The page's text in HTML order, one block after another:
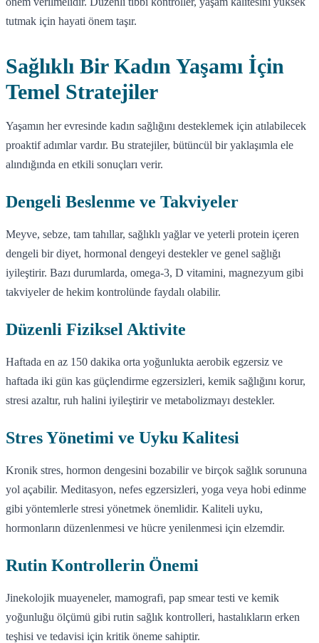
tutmak için hayati önem taşır.
Sağlıklı Bir Kadın Yaşamı İçin
Temel Stratejiler
Yaşamın her evresinde kadın sağlığını desteklemek için atılabilecek
proaktif adımlar vardır. Bu stratejiler, bütüncül bir yaklaşımla ele
alındığında en etkili sonuçları verir.
Dengeli Beslenme ve Takviyeler
Meyve, sebze, tam tahıllar, sağlıklı yağlar ve yeterli protein içeren
dengeli bir diyet, hormonal dengeyi destekler ve genel sağlığı
iyileştirir. Bazı durumlarda, omega-3, D vitamini, magnezyum gibi
takviyeler de hekim kontrolünde faydalı olabilir.
Düzenli Fiziksel Aktivite
Haftada en az 150 dakika orta yoğunlukta aerobik egzersiz ve
haftada iki gün kas güçlendirme egzersizleri, kemik sağlığını korur,
stresi azaltır, ruh halini iyileştirir ve metabolizmayı destekler.
Stres Yönetimi ve Uyku Kalitesi
Kronik stres, hormon dengesini bozabilir ve birçok sağlık sorununa
yol açabilir. Meditasyon, nefes egzersizleri, yoga veya hobi edinme
gibi yöntemlerle stresi yönetmek önemlidir. Kaliteli uyku,
hormonların düzenlenmesi ve hücre yenilenmesi için elzemdir.
Rutin Kontrollerin Önemi
Jinekolojik muayeneler, mamografi, pap smear testi ve kemik
yoğunluğu ölçümü gibi rutin sağlık kontrolleri, hastalıkların erken
teşhisi ve tedavisi için kritik öneme sahiptir.